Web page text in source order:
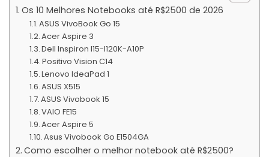
Os 10 Melhores Notebooks até R$2500 de 2026
ASUS VivoBook Go 15
Acer Aspire 3
Dell Inspiron I15-I120K-A10P
Positivo Vision C14
Lenovo IdeaPad 1
ASUS X515
ASUS Vivobook 15
VAIO FE15
Acer Aspire 5
Asus Vivobook Go E1504GA
Como escolher o melhor notebook até R$2500?